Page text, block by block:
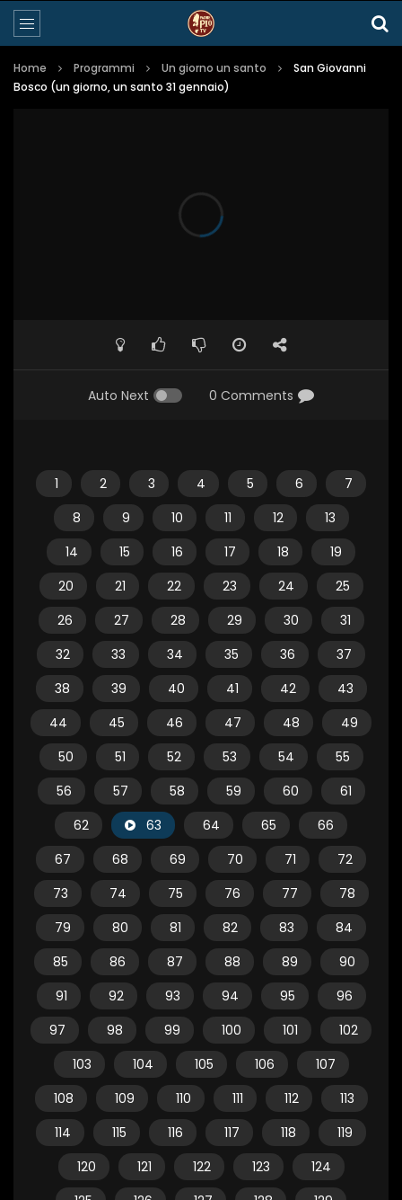
Home Programmi Un giorno un santo
San Giovanni
Bosco (un giorno, un santo 31 gennaio)
Auto Next 0 Comments
1 2 3 4 5 6
7
8
9 10 11 12
13
14
15 16 17 18
19
20
21 22 23 24
25
26
27 28 29 30
31
32
33 34 35 36
37
38
39 40 41 42
43
44
45 46 47 48
49
50
51 52 53 54
55
56
57 58 59 60
61
62
63 64 65
66
67
68 69 70 71
72
73
74 75 76 77
78
79
80 81 82 83
84
85
86 87 88 89
90
91
92 93 94 95
96
97
98 99 100 101
102
103
104 105 106
107
108
109 110 111 112
113
114
115 116 117 118
119
120
121 122 123
124